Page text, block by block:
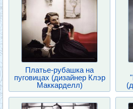
Платье-рубашка на
пуговицах (дизайнер Клэр
Маккарделл)